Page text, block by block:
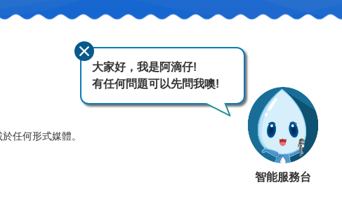
任何形式媒體。
大家好，我是阿滴仔!
有任何問題可以先問我噢!
智能服務台